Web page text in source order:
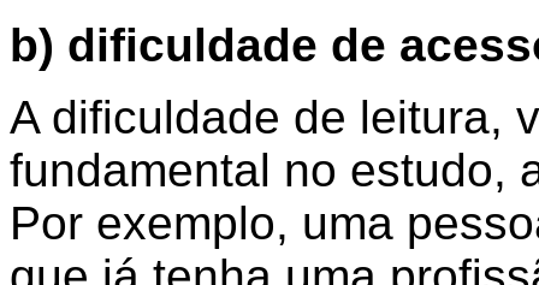
b) dificuldade de
A dificuldade de leitura,
fundamental no estudo,
Por exemplo, uma